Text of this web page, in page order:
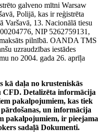
galveno mītni Warsaw
Polijā, kas ir reģistrēta
Varšavā, 13. Nacionālā tiesu
NIP 5262759131,
pilnībā. OANDA TMS
uzraudzības iestādes
no 2004. gada 26. aprīļa
kā daļa no krusteniskās
Detalizēta informācija
pakalpojumiem, kas tiek
un informācija
pakalpojumiem, ir pieejama
sadaļā Dokumenti.